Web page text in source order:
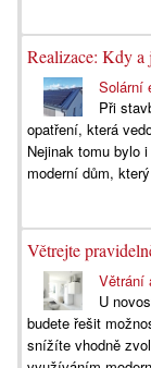
Realizace: Kdy a
Solární
Při
opatření, která
Nejinak tomu bylo
moderní dům,
Větrejte
Větrání
U
budete řešit
snížíte vhodně